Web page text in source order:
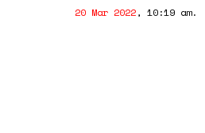
20 Mar 2022, 10:19 am.